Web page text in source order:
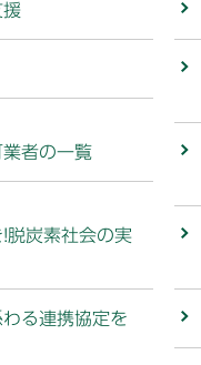
援
者の一覧
!脱炭素社会の実
る連携協定を